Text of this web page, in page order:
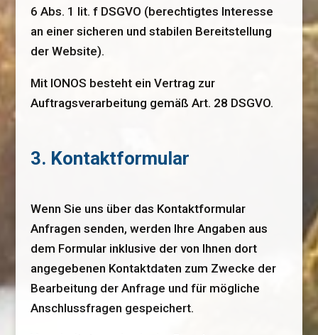
6 Abs. 1 lit. f DSGVO (berechtigtes Interesse
an einer sicheren und stabilen Bereitstellung
der Website).
Mit IONOS besteht ein Vertrag zur
Auftragsverarbeitung gemäß Art. 28 DSGVO.
3. Kontaktformular
Wenn Sie uns über das Kontaktformular
Anfragen senden, werden Ihre Angaben aus
dem Formular inklusive der von Ihnen dort
angegebenen Kontaktdaten zum Zwecke der
Bearbeitung der Anfrage und für mögliche
Anschlussfragen gespeichert.